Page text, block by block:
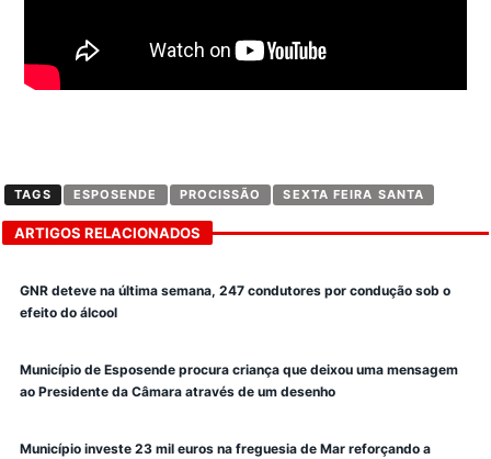
TAGS ESPOSENDE PROCISSÃO SEXTA FEIRA SANTA
ARTIGOS RELACIONADOS
GNR deteve na última semana, 247 condutores por condução sob o
efeito do álcool
Município de Esposende procura criança que deixou uma mensagem
ao Presidente da Câmara através de um desenho
Município investe 23 mil euros na freguesia de Mar reforçando a